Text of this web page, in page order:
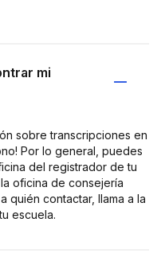
mi
sobre transcripciones en
Por lo general, puedes
del registrador de tu
oficina de consejería
quién contactar, llama a la
escuela.